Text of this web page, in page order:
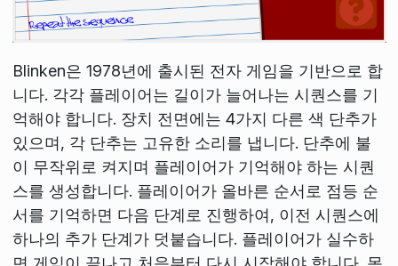
Blinken은 1978년에 출시된 전자 게임을 기반으로 합
니다. 각각 플레이어는 길이가 늘어나는 시퀀스를 기
억해야 합니다. 장치 전면에는 4가지 다른 색 단추가
있으며, 각 단추는 고유한 소리를 냅니다. 단추에 불
이 무작위로 켜지며 플레이어가 기억해야 하는 시퀀
스를 생성합니다. 플레이어가 올바른 순서로 점등 순
서를 기억하면 다음 단계로 진행하여, 이전 시퀀스에
하나의 추가 단계가 덧붙습니다. 플레이어가 실수하